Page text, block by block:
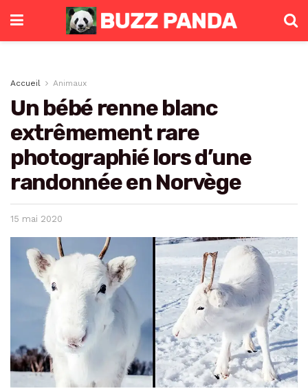
Accueil Animaux
Un bébé renne blanc
extrêmement rare
photographié lors d’une
randonnée en Norvège
15 mai 2020